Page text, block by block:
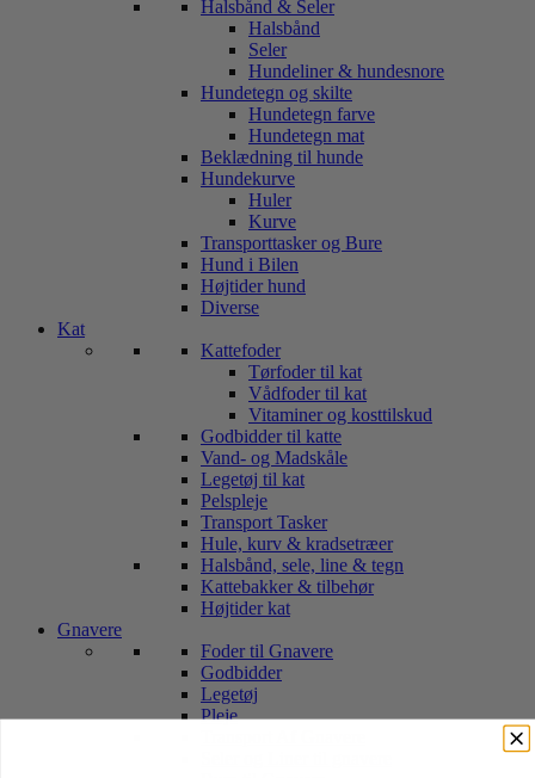
Halsbånd & Seler
Halsbånd
Seler
Hundeliner & hundesnore
Hundetegn og skilte
Hundetegn farve
Hundetegn mat
Beklædning til hunde
Hundekurve
Huler
Kurve
Transporttasker og Bure
Hund i Bilen
Højtider hund
Diverse
Kat
Kattefoder
Tørfoder til kat
Vådfoder til kat
Vitaminer og kosttilskud
Godbidder til katte
Vand- og Madskåle
Legetøj til kat
Pelspleje
Transport Tasker
Hule, kurv & kradsetræer
Halsbånd, sele, line & tegn
Kattebakker & tilbehør
Højtider kat
Gnavere
Foder til Gnavere
Godbidder
Legetøj
Pleje